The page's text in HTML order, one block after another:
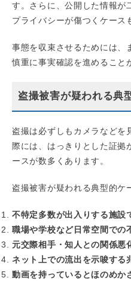
す。さらに、公開した情報が
プライバシーが傷つくケース
事態を収束させるためには、
慎重に事実確認を進めること
盗撮被害が疑われる典
盗撮は必ずしもカメラなどを
際には、はっきりとした証拠
ースが数多くあります。
盗撮被害が疑われる典型的ケ
不特定多数が出入りする施設
職場や学校など日常空間での
元交際相手・知人との関係悪
ネット上での流出を示唆する
動画を持っているとほのめか